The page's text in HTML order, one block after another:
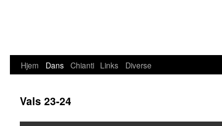
Hop
indhold
Hjem Dans Chianti Links Diverse
Vals 23-24